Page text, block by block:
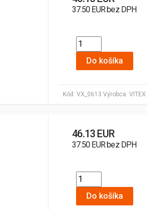
Kód: VX_0613 Výrobca: VITEX
37.50 EUR bez DPH
Do košíka
46.13 EUR
37.50 EUR bez DPH
Do košíka